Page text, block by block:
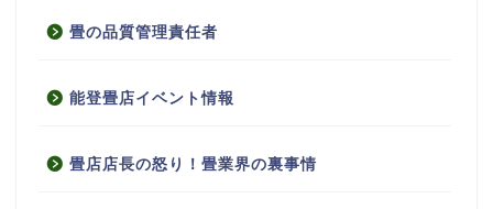
畳の品質管理責任者
能登畳店イベント情報
畳店店長の怒り！畳業界の裏事情